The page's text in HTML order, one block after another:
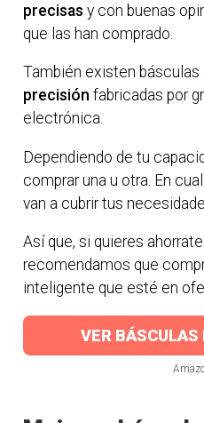
precisas y con buenas
que las han comprado.
También existen básculas
precisión fabricadas por
electrónica.
Dependiendo de tu
comprar una u otra. En
van a cubrir tus
Así que, si quieres
recomendamos que
inteligente que esté en
VER